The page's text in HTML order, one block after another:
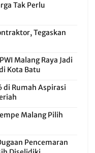
Tak Perlu
Tegaskan
Malang Raya Jadi
Kota Batu
di Rumah Aspirasi
Malang Pilih
Pencemaran